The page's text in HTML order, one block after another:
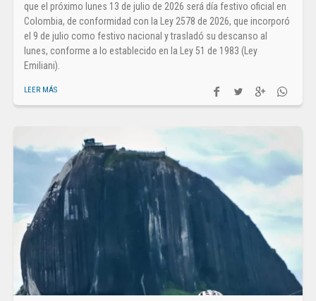
que el próximo lunes 13 de julio de 2026 será día festivo oficial en
Colombia, de conformidad con la Ley 2578 de 2026, que incorporó
el 9 de julio como festivo nacional y trasladó su descanso al
lunes, conforme a lo establecido en la Ley 51 de 1983 (Ley
Emiliani).
LEER MÁS